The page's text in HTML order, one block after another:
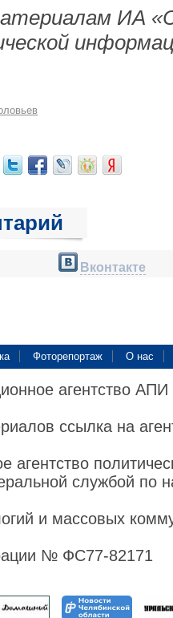
ИА
Вконтакте
Фоторепортаж О нас
агентство
ссылка на
агентство
службой по
и массовых
№ ФС77-82171